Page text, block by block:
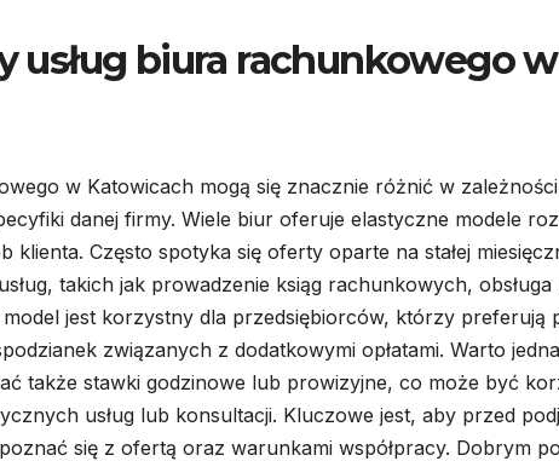
usług biura rachunkowego w
w Katowicach mogą się znacznie różnić w
danej firmy. Wiele biur oferuje elastyczne modele
klienta. Często spotyka się oferty oparte na stałej
takich jak prowadzenie ksiąg rachunkowych,
jest korzystny dla przedsiębiorców, którzy preferują
związanych z dodatkowymi opłatami. Warto
także stawki godzinowe lub prowizyjne, co może być
usług lub konsultacji. Kluczowe jest, aby przed
się z ofertą oraz warunkami współpracy. Dobrym